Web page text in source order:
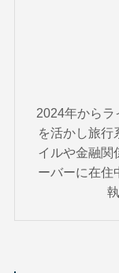
2024年から
を活かし旅行
イルや金融関
ーバーに在住